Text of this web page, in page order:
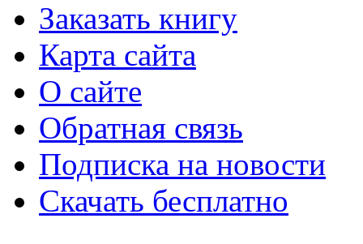
Заказать книгу
Карта сайта
О сайте
Обратная связь
Подписка на новости
Скачать бесплатно